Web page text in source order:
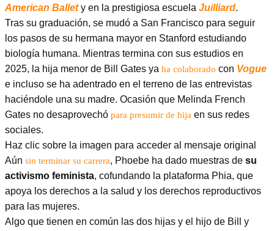
American Ballety en la prestigiosa escuela Juilliard.
Tras su graduación, se mudó a San Francisco para seguir
los pasos de su hermana mayor en Stanford estudiando
biología humana. Mientras termina con sus estudios en
2025, la hija menor de Bill Gates ya ha colaborado con Vogue
e incluso se ha adentrado en el terreno de las entrevistas
haciéndole una su madre. Ocasión que Melinda French
Gates no desaprovechó para presumir de hija en sus redes
sociales.
Haz clic sobre la imagen para acceder al mensaje original
Aún sin terminar su carrera, Phoebe ha dado muestras de su
activismo feminista, cofundando la plataforma Phia, que
apoya los derechos a la salud y los derechos reproductivos
para las mujeres.
Algo que tienen en común las dos hijas y el hijo de Bill y